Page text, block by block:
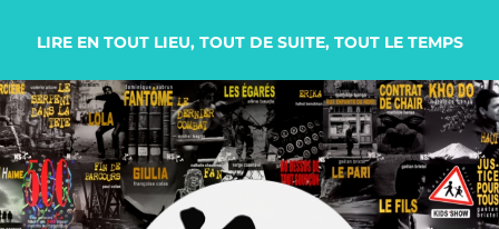
LIRE EN TOUT LIEU, TOUT DE SUITE, TOUT LE TEMPS